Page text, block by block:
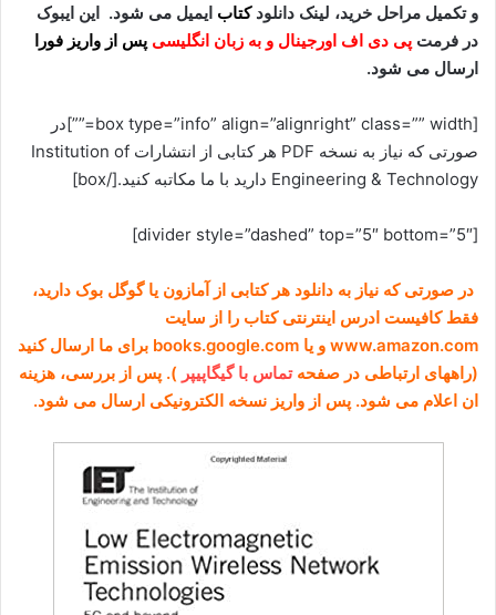
و تکمیل مراحل خرید، لینک دانلودکتاب ایمیل می شود. این ایبوک
در فرمت پی دی اف اورجینال و به زبان انگلیسی پس از واریز فورا
ارسال می شود.
[box type=”info” align=”alignright” class=”” width=””]در
صورتی که نیاز به نسخه PDF هر کتابی از انتشارات Institution of
Engineering & Technology دارید با ما مکاتبه کنید.[/box]
[divider style=”dashed” top=”5″ bottom=”5″]
در صورتی که نیاز به دانلود هر کتابی از آمازون یا گوگل بوک دارید،
فقط کافیست ادرس اینترنتی کتاب را از سایت
www.amazon.com و یا books.google.com برای ما ارسال کنید
(راههای ارتباطی در صفحهتماس با گیگاپیپر ). پس از بررسی، هزینه
ان اعلام می شود. پس از واریز نسخه الکترونیکی ارسال می شود.